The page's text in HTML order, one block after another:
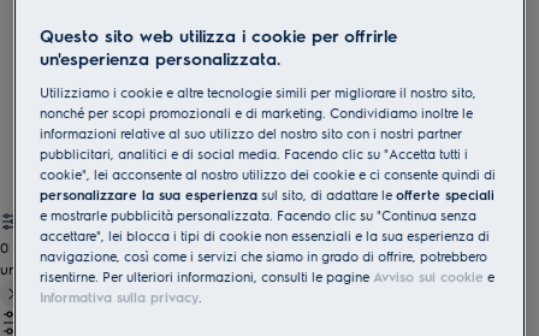
esigenze
combina una tecnologia innovativa con un design moderno e,
allo stesso tempo, offre la massima comodità all'utente grazie
alla silenziosità di funzionamento.
0
undefined
Questo sito web utilizza i cookie per offrirle
un'esperienza personalizzata.
Utilizziamo i cookie e altre tecnologie simili per migliorare il nostro sito,
nonché per scopi promozionali e di marketing. Condividiamo inoltre le
informazioni relative al suo utilizzo del nostro sito con i nostri partner
pubblicitari, analitici e di social media. Facendo clic su "Accetta tutti i
cookie", lei acconsente al nostro utilizzo dei cookie e ci consente quindi di
personalizzare la sua esperienza sul sito, di adattare leofferte speciali
e mostrarle pubblicità personalizzata. Facendo clic su "Continua senza
accettare", lei blocca i tipi di cookie non essenziali e la sua esperienza di
navigazione, così come i servizi che siamo in grado di offrire, potrebbero
risentirne. Per ulteriori informazioni, consulti le pagine Avviso sui cookie e
Informativa sulla privacy